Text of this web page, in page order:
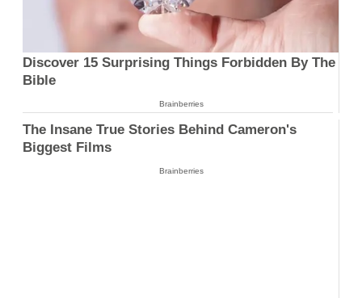
Discover 15 Surprising Things Forbidden By The
Bible
Brainberries
The Insane True Stories Behind Cameron's
Biggest Films
Brainberries